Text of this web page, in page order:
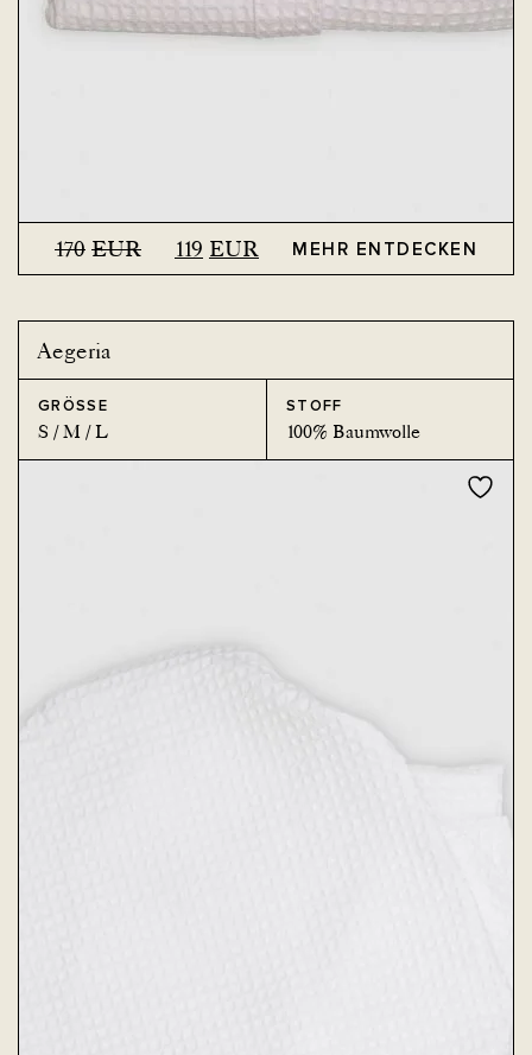
170 EUR
Ursprünglicher
Preis
170EUR.
119 EUR
Current
price
119EUR.
MEHR ENTDECKEN
Aegeria
GRÖSSE
S / M / L
STOFF
100% Baumwolle